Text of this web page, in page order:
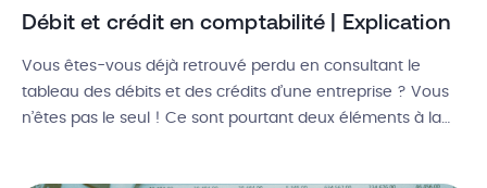
Débit et crédit en comptabilité | Explication
Vous êtes-vous déjà retrouvé perdu en consultant le
tableau des débits et des crédits d’une entreprise ? Vous
n’êtes pas le seul ! Ce sont pourtant deux éléments à la